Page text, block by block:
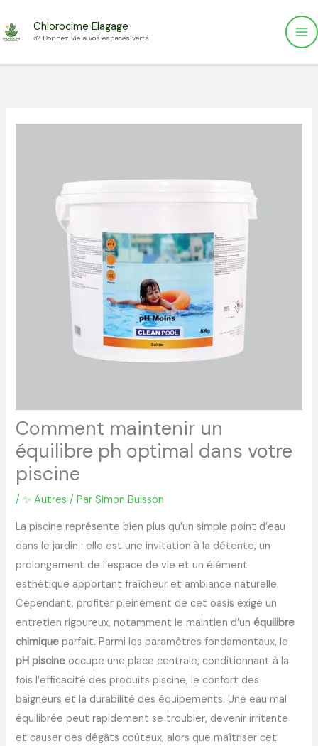
au
Chlorocime Elagage
🌱 Donnez vie à vos espaces verts
Comment maintenir un
équilibre ph optimal dans votre
piscine
/✨ Autres / ParSimon Buisson
La piscine représente bien plus qu’un simple point d’eau
dans le jardin : elle est une invitation à la détente, un
prolongement de l’espace de vie et un élément
esthétique apportant fraîcheur et ambiance naturelle.
Cependant, profiter pleinement de cet oasis exige un
entretien rigoureux, notamment le maintien d’unéquilibre
chimique parfait. Parmi les paramètres fondamentaux, le
pH piscine occupe une place centrale, conditionnant à la
fois l’efficacité des produits piscine, le confort des
baigneurs et la durabilité des équipements. Une eau mal
équilibrée peut rapidement se troubler, devenir irritante
et causer des dégâts coûteux, alors que maîtriser cet